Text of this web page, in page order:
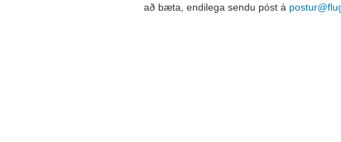
að bæta, endilega sendu póst á